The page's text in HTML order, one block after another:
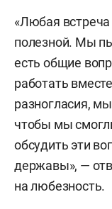
«Любая
полезной. Мы
есть общие
работать
разногласия,
чтобы мы
обсудить эти
державы», —
на любезность.